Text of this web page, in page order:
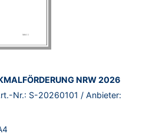
NRW 2026
Nr.: S-20260101 / Anbieter: